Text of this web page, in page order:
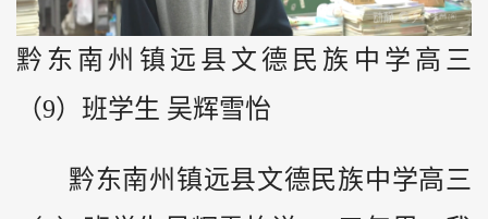
黔东南州镇远县文德民族中学高三
（9）班学生 吴辉雪怡
黔东南州镇远县文德民族中学高三